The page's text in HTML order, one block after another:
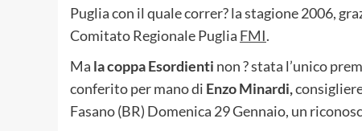
Puglia con il quale correr? la stagione 2006,
Comitato Regionale Puglia FMI.
Ma la coppa Esordienti non ? stata l’unico
conferito per mano di Enzo Minardi,
Fasano (BR) Domenica 29 Gennaio, un